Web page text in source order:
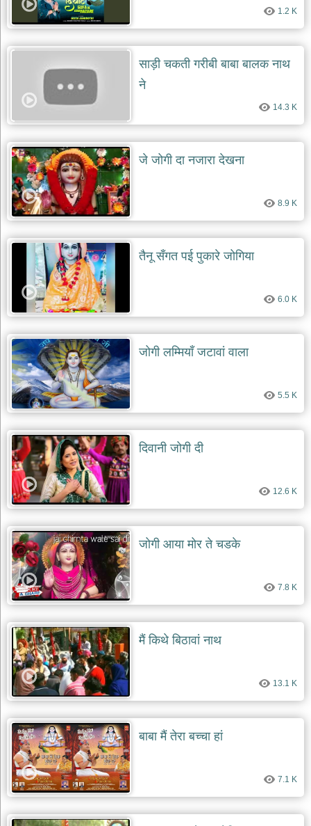
1.2 K
साड़ी चकती गरीबी बाबा बालक नाथ
ने
14.3 K
जे जोगी दा नजारा देखना
8.9 K
तैनू सँगत पई पुकारे जोगिया
6.0 K
जोगी लम्मियाँ जटावां वाला
5.5 K
दिवानी जोगी दी
12.6 K
जोगी आया मोर ते चडके
7.8 K
मैं किथे बिठावां नाथ
13.1 K
बाबा मैं तेरा बच्चा हां
7.1 K